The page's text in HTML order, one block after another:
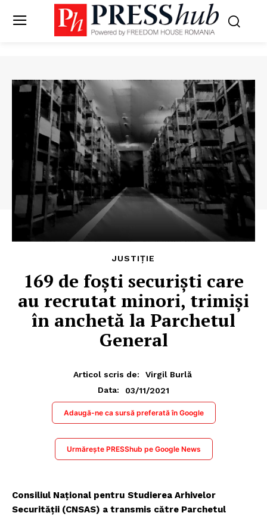
JUSTIȚIE
169 de foști securiști care
au recrutat minori, trimiși
în anchetă la Parchetul
General
Articol scris de:
Virgil Burlă
Data:
03/11/2021
Adaugă-ne ca sursă preferată în Google
Urmărește PRESShub pe Google News
Consiliul Național pentru Studierea Arhivelor
Securității (CNSAS) a transmis către Parchetul